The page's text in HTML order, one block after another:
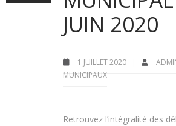
JUIN 2020
1 JUILLET 2020
MUNICIPAUX
Retrouvez l’intégralité des